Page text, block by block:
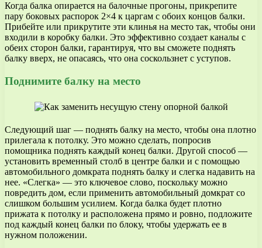
Когда балка опирается на балочные прогоны, прикрепите
пару боковых распорок 2×4 к царгам с обоих концов балки.
Прибейте или прикрутите эти клинья на место так, чтобы они
входили в коробку балки. Это эффективно создает каналы с
обеих сторон балки, гарантируя, что вы сможете поднять
балку вверх, не опасаясь, что она соскользнет с уступов.
Поднимите балку на место
Следующий шаг — поднять балку на место, чтобы она плотно
прилегала к потолку. Это можно сделать, попросив
помощника поднять каждый конец балки. Другой способ —
установить временный столб в центре балки и с помощью
автомобильного домкрата поднять балку и слегка надавить на
нее. «Слегка» — это ключевое слово, поскольку можно
повредить дом, если применить автомобильный домкрат со
слишком большим усилием. Когда балка будет плотно
прижата к потолку и расположена прямо и ровно, подложите
под каждый конец балки по блоку, чтобы удержать ее в
нужном положении.